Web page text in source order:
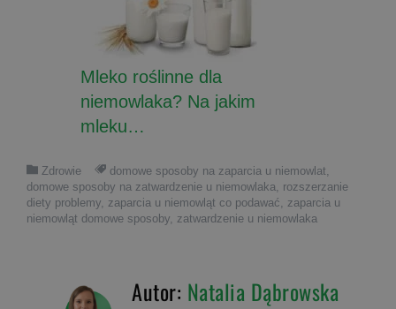
Mleko roślinne dla
niemowlaka? Na jakim
mleku…
Zdrowie domowe sposoby na zaparcia u niemowlat,
domowe sposoby na zatwardzenie u niemowlaka, rozszerzanie
diety problemy, zaparcia u niemowląt co podawać, zaparcia u
niemowląt domowe sposoby, zatwardzenie u niemowlaka
Autor: Natalia Dąbrowska